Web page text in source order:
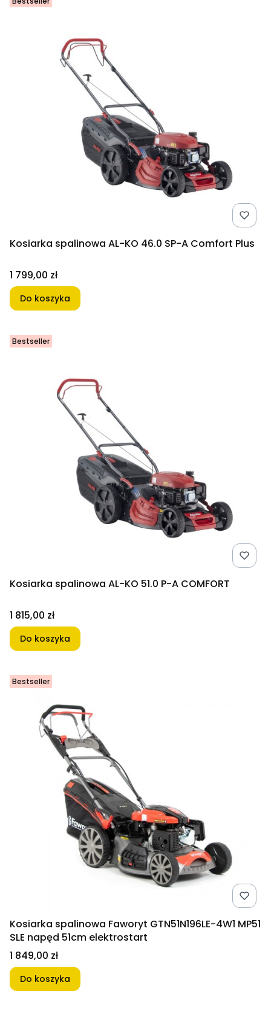
Kosiarka spalinowa AL-KO 46.0 SP-A Comfort Plus
Cena
1 799,00 zł
Do koszyka
Bestseller
Kosiarka spalinowa AL-KO 51.0 P-A COMFORT
Cena
1 815,00 zł
Do koszyka
Bestseller
Kosiarka spalinowa Faworyt GTN51N196LE-4W1 MP51
SLE napęd 51cm elektrostart
Cena
1 849,00 zł
Do koszyka